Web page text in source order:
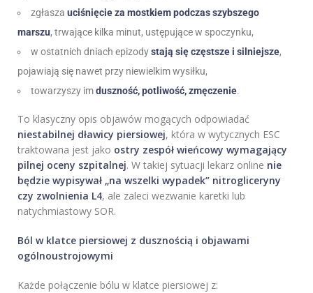
zgłasza uciśnięcie za mostkiem podczas szybszego
marszu, trwające kilka minut, ustępujące w spoczynku,
w ostatnich dniach epizodystają się częstsze i silniejsze,
pojawiają się nawet przy niewielkim wysiłku,
towarzyszy imduszność, potliwość, zmęczenie.
To klasyczny opis objawów mogących odpowiadać
niestabilnej dławicy piersiowej, która w wytycznych ESC
traktowana jest jako ostry zespół wieńcowy wymagający
pilnej oceny szpitalnej. W takiej sytuacji lekarz online nie
będzie wypisywał „na wszelki wypadek” nitrogliceryny
czy zwolnienia L4, ale zaleci wezwanie karetki lub
natychmiastowy SOR.
Ból w klatce piersiowej z dusznością i objawami
ogólnoustrojowymi
Każde połączenie bólu w klatce piersiowej z: